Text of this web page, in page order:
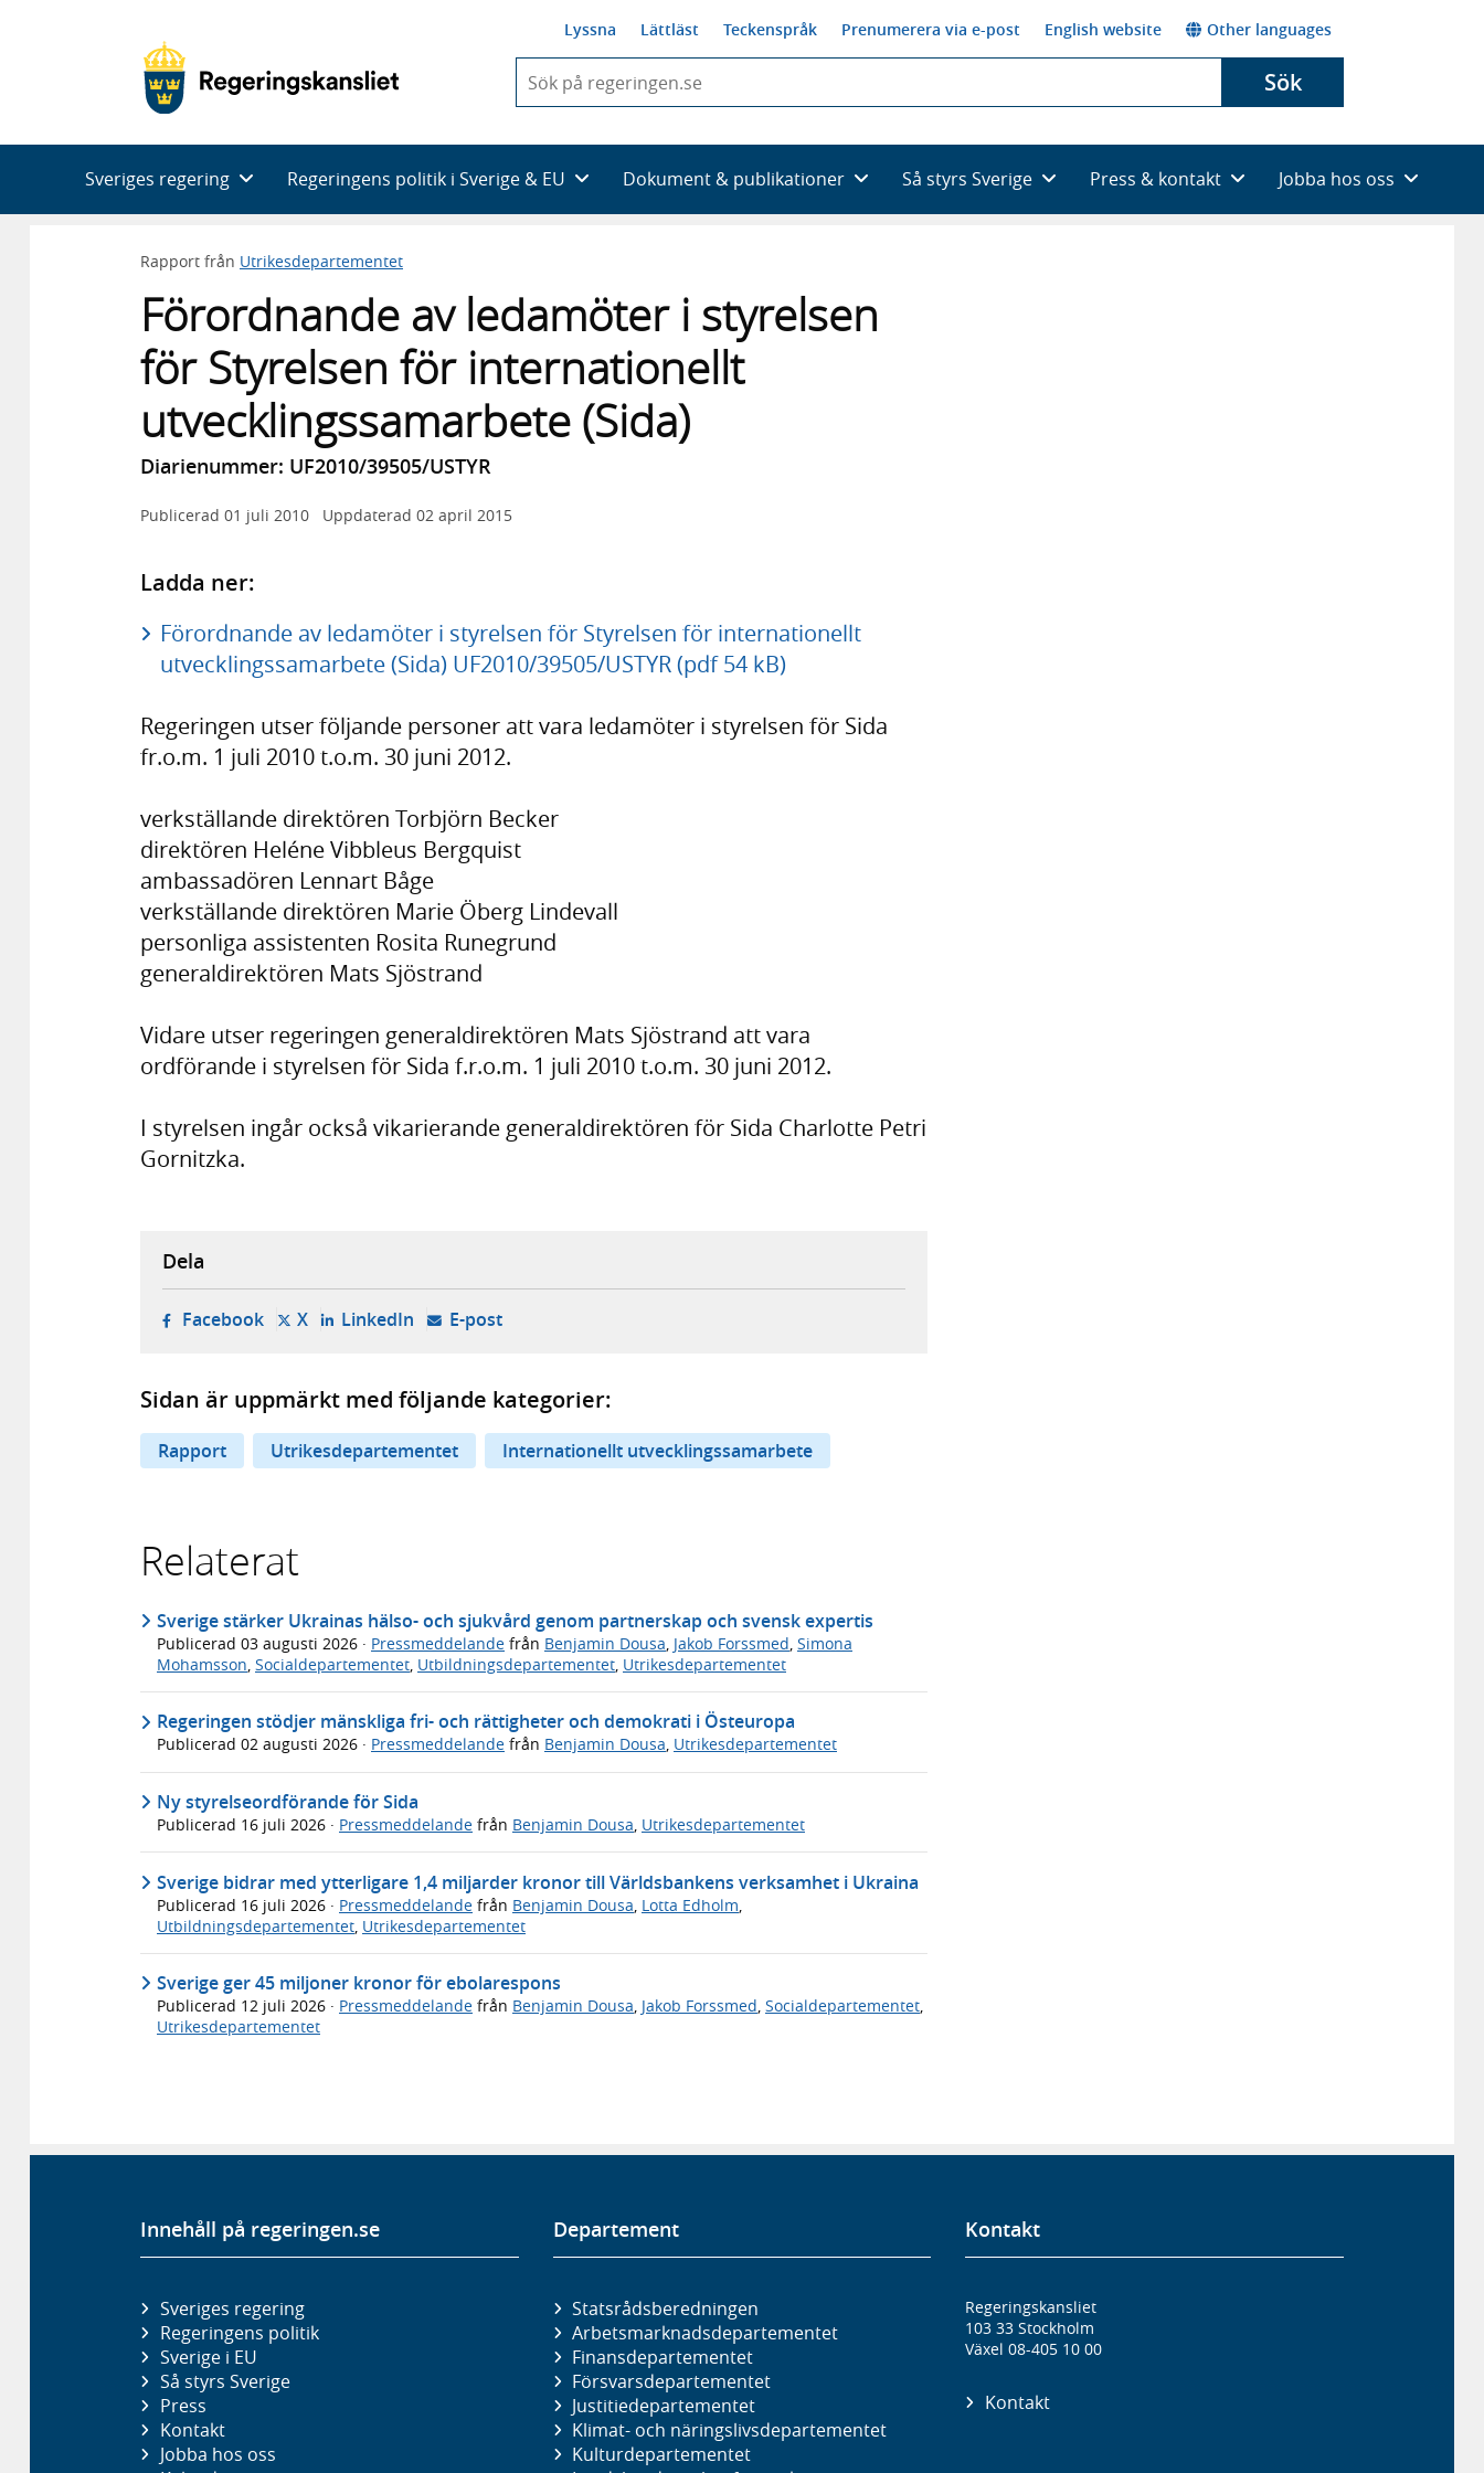
Lyssna Lättläst Teckenspråk Prenumerera via e-post English website Other languages
du
skriva
framträder
en
Sök
Sveriges regering Regeringens politik i Sverige & EU Dokument & publikationer Så styrs Sverige Press & kontakt Jobba hos oss
Rapport från Utrikesdepartementet
Förordnande av ledamöter i styrelsen
för Styrelsen för internationellt
utvecklingssamarbete (Sida)
Diarienummer: UF2010/39505/USTYR
Publicerad 01 juli 2010 Uppdaterad 02 april 2015
Ladda ner:
Förordnande av ledamöter i styrelsen för Styrelsen för internationellt
utvecklingssamarbete (Sida) UF2010/39505/USTYR (pdf 54 kB)
Regeringen utser följande personer att vara ledamöter i styrelsen för Sida
fr.o.m. 1 juli 2010 t.o.m. 30 juni 2012.
verkställande direktören Torbjörn Becker
direktören Heléne Vibbleus Bergquist
ambassadören Lennart Båge
verkställande direktören Marie Öberg Lindevall
personliga assistenten Rosita Runegrund
generaldirektören Mats Sjöstrand
Vidare utser regeringen generaldirektören Mats Sjöstrand att vara
ordförande i styrelsen för Sida f.r.o.m. 1 juli 2010 t.o.m. 30 juni 2012.
I styrelsen ingår också vikarierande generaldirektören för Sida Charlotte Petri
Gornitzka.
Dela
Facebook- öppnas i ny flik, extern webbplats,
X- öppnas i ny flik, extern webbplats,
LinkedIn- öppnas i ny flik, extern webbplats,
E-post- öppnar din e-postklient,
Sidan är uppmärkt med följande kategorier:
Rapport Utrikesdepartementet Internationellt utvecklingssamarbete
Relaterat
Sverige stärker Ukrainas hälso- och sjukvård genom partnerskap och svensk expertis
Publicerad 03 augusti 2026 · Pressmeddelande från Benjamin Dousa Jakob Forssmed Simona
Mohamsson Socialdepartementet Utbildningsdepartementet Utrikesdepartementet
Regeringen stödjer mänskliga fri- och rättigheter och demokrati i Östeuropa
Publicerad 02 augusti 2026 · Pressmeddelande från Benjamin Dousa, Utrikesdepartementet
Ny styrelseordförande för Sida
Publicerad 16 juli 2026 · Pressmeddelande från Benjamin Dousa, Utrikesdepartementet
Sverige bidrar med ytterligare 1,4 miljarder kronor till Världsbankens verksamhet i Ukraina
Publicerad 16 juli 2026 · Pressmeddelande från Benjamin Dousa Lotta Edholm
Utbildningsdepartementet Utrikesdepartementet
Sverige ger 45 miljoner kronor för ebolarespons
Publicerad 12 juli 2026 · Pressmeddelande från Benjamin Dousa, Jakob Forssmed, Socialdepartementet,
Utrikesdepartementet
Innehåll på regeringen.se
Sveriges regering
Regeringens politik
Sverige i EU
Så styrs Sverige
Press
Kontakt
Jobba hos oss
Departement
Statsrådsberedningen
Arbetsmarknads­departementet
Finans­departementet
Försvars­departementet
Justitie­departementet
Klimat- och näringslivs­departementet
Kultur­departementet
Kontakt
Regeringskansliet
103 33 Stockholm
Växel 08-405 10 00
Kontakt